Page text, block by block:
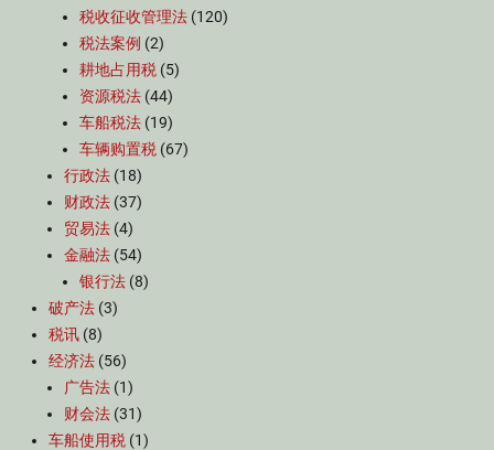
税收征收管理法 (120)
税法案例 (2)
耕地占用税 (5)
资源税法 (44)
车船税法 (19)
车辆购置税 (67)
行政法 (18)
财政法 (37)
贸易法 (4)
金融法 (54)
银行法 (8)
破产法 (3)
税讯 (8)
经济法 (56)
广告法 (1)
财会法 (31)
车船使用税 (1)